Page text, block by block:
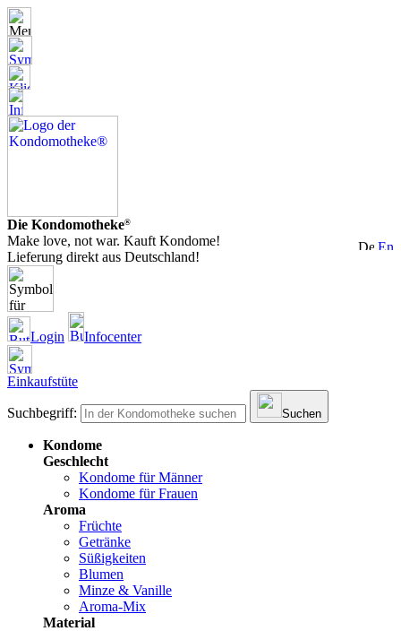
Die Kondomotheke®
Make love, not war. Kauft Kondome!
Lieferung direkt aus Deutschland!
Login Infocenter
Einkaufstüte
Suchbegriff: Suchen
Kondome
Geschlecht
Kondome für Männer
Kondome für Frauen
Aroma
Früchte
Getränke
Süßigkeiten
Blumen
Minze & Vanille
Aroma-Mix
Material